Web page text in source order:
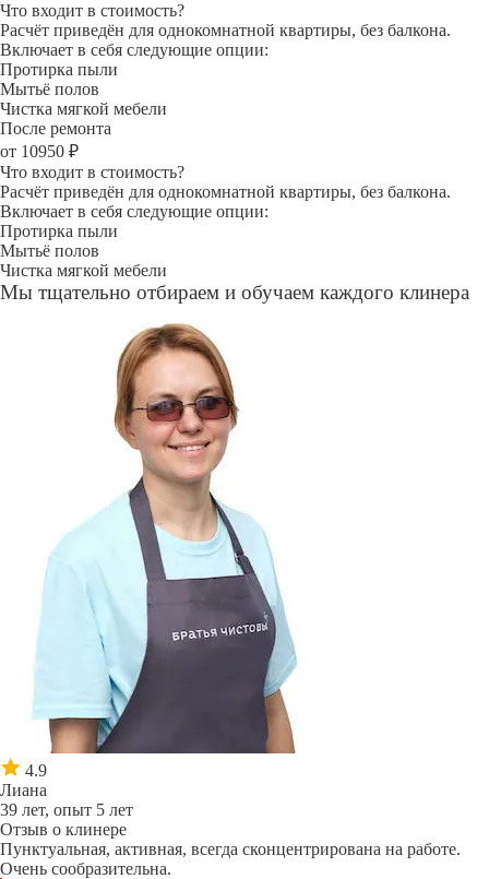
Что входит в стоимость?
Расчёт приведён для однокомнатной квартиры, без балкона.
Включает в себя следующие опции:
Протирка пыли
Мытьё полов
Чистка мягкой мебели
После ремонта
от 10950 ₽
Что входит в стоимость?
Расчёт приведён для однокомнатной квартиры, без балкона.
Включает в себя следующие опции:
Протирка пыли
Мытьё полов
Чистка мягкой мебели
Мы тщательно отбираем и обучаем каждого клинера
4.9
Лиана
39 лет, опыт 5 лет
Отзыв о клинере
Пунктуальная, активная, всегда сконцентрирована на работе.
Очень сообразительна.